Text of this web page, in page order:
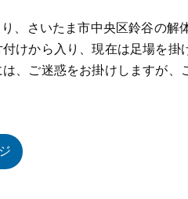
、さいたま市中央区鈴谷の解
けから入り、現在は足場を掛
、ご迷惑をお掛けしますが、